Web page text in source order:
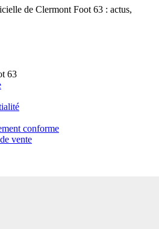
de Clermont Foot 63 : actus,
63
conforme
vente